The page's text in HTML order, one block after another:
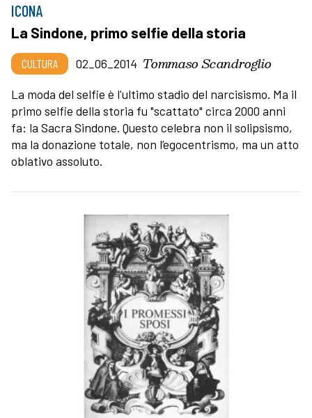
ICONA
La Sindone, primo selfie della storia
CULTURA 02_06_2014 Tommaso Scandroglio
La moda del selfie è l'ultimo stadio del narcisismo. Ma il
primo selfie della storia fu "scattato" circa 2000 anni
fa: la Sacra Sindone. Questo celebra non il solipsismo,
ma la donazione totale, non l’egocentrismo, ma un atto
oblativo assoluto.